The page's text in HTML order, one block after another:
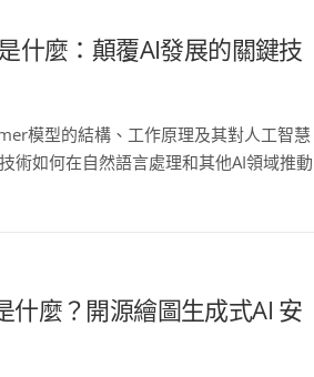
什麼：顛覆AI發展的關鍵技
模型的結構、工作原理及其對人工智慧
術如何在自然語言處理和其他AI領域推動
什麼？開源繪圖生成式AI 安